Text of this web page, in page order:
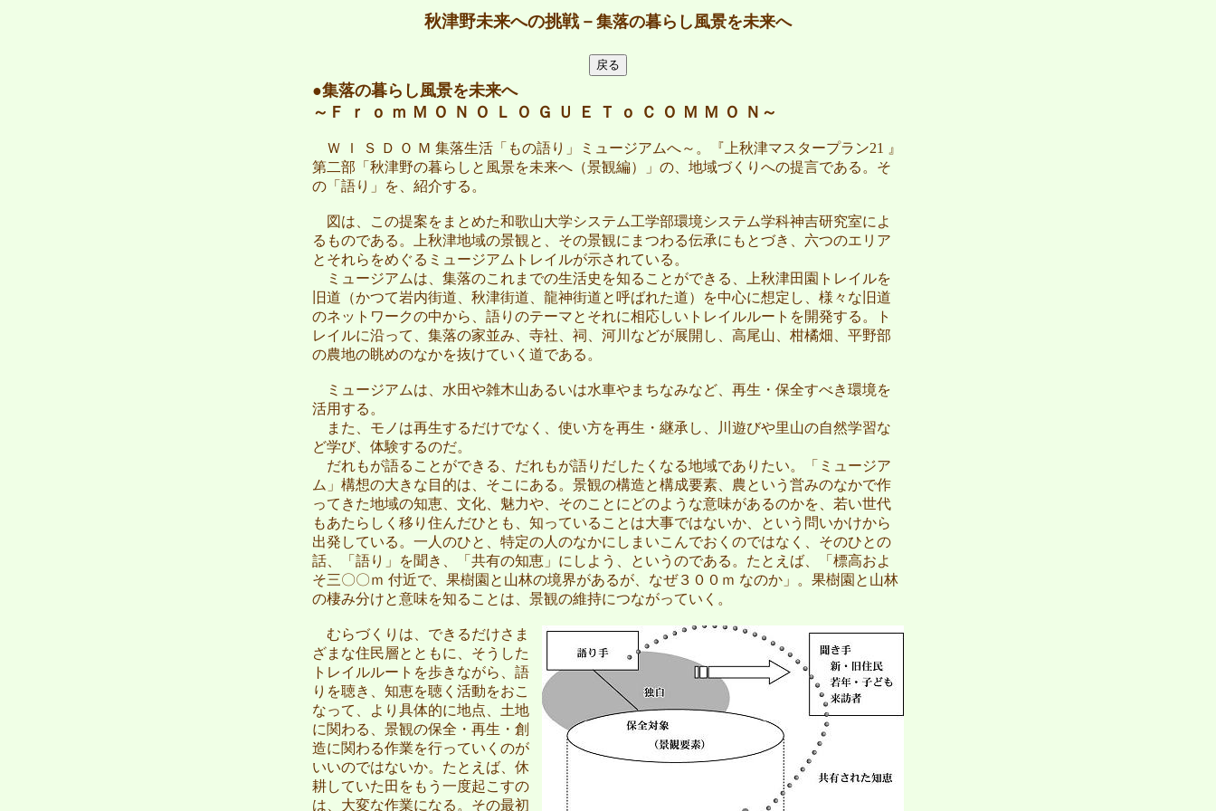
秋津野未来への挑戦－ 集落の暮らし風景を未来へ
●集落の暮らし風景を未来へ
～Ｆ ｒ ｏ ｍ Ｍ Ｏ Ｎ Ｏ Ｌ Ｏ Ｇ Ｕ Ｅ Ｔ ｏ Ｃ Ｏ Ｍ Ｍ Ｏ Ｎ～
Ｗ Ｉ Ｓ Ｄ Ｏ Ｍ 集落生活「もの語り」ミュージアムへ～。『上秋津マスタープラン21 』
第二部「秋津野の暮らしと風景を未来へ（景観編）」の、地域づくりへの提言である。そ
の「語り」を、紹介する。
図は、この提案をまとめた和歌山大学システム工学部環境システム学科神吉研究室によ
るものである。上秋津地域の景観と、その景観にまつわる伝承にもとづき、六つのエリア
とそれらをめぐるミュージアムトレイルが示されている。
ミュージアムは、集落のこれまでの生活史を知ることができる、上秋津田園トレイルを
旧道（かつて岩内街道、秋津街道、龍神街道と呼ばれた道）を中心に想定し、様々な旧道
のネットワークの中から、語りのテーマとそれに相応しいトレイルルートを開発する。ト
レイルに沿って、集落の家並み、寺社、祠、河川などが展開し、高尾山、柑橘畑、平野部
の農地の眺めのなかを抜けていく道である。
ミュージアムは、水田や雑木山あるいは水車やまちなみなど、再生・保全すべき環境を
活用する。
また、モノは再生するだけでなく、使い方を再生・継承し、川遊びや里山の自然学習な
ど学び、体験するのだ。
だれもが語ることができる、だれもが語りだしたくなる地域でありたい。「ミュージア
ム」構想の大きな目的は、そこにある。景観の構造と構成要素、農という営みのなかで作
ってきた地域の知恵、文化、魅力や、そのことにどのような意味があるのかを、若い世代
もあたらしく移り住んだひとも、知っていることは大事ではないか、という問いかけから
出発している。一人のひと、特定の人のなかにしまいこんでおくのではなく、そのひとの
話、「語り」を聞き、「共有の知恵」にしよう、というのである。たとえば、「標高およ
そ三〇〇ｍ 付近で、果樹園と山林の境界があるが、なぜ３００ｍ なのか」。果樹園と山林
の棲み分けと意味を知ることは、景観の維持につながっていく。
むらづくりは、できるだけさま
ざまな住民層とともに、そうした
トレイルルートを歩きながら、語
りを聴き、知恵を聴く活動をおこ
なって、より具体的に地点、土地
に関わる、景観の保全・再生・創
造に関わる作業を行っていくのが
いいのではないか。たとえば、休
耕していた田をもう一度起こすの
は、大変な作業になる。その最初